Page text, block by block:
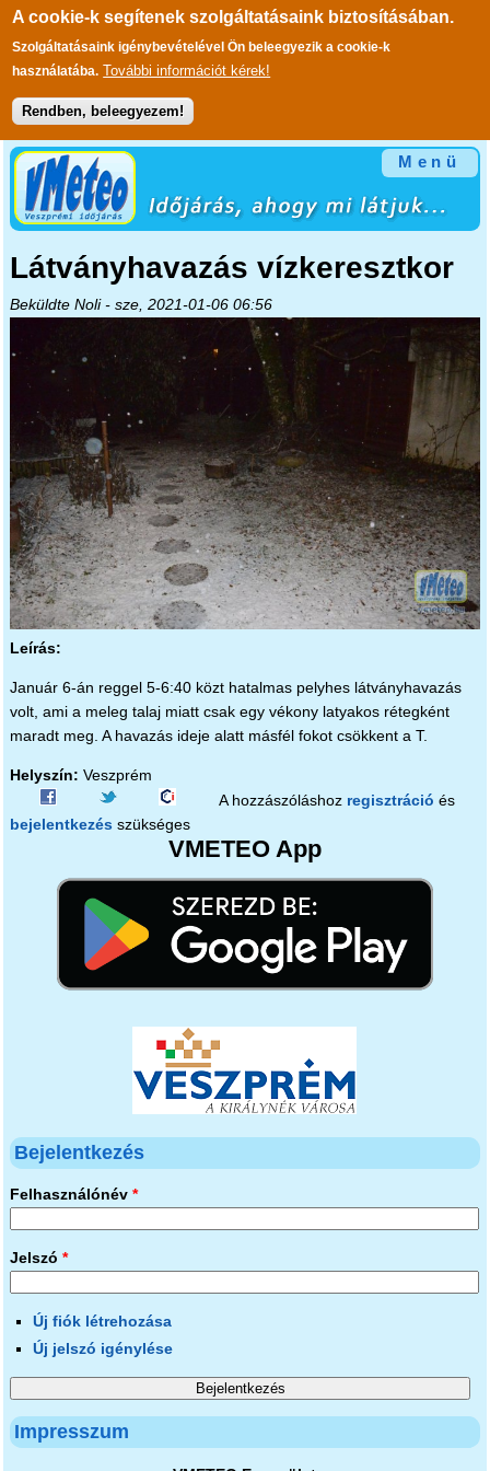
A cookie-k segítenek szolgáltatásaink biztosításában.
Szolgáltatásaink igénybevételével Ön beleegyezik a cookie-k
használatába. További információt kérek!
Rendben, beleegyezem!
Ugrás a tartalomra
Menü
Látványhavazás vízkeresztkor
Beküldte Noli- sze, 2021-01-06 06:56
Leírás:
Január 6-án reggel 5-6:40 közt hatalmas pelyhes látványhavazás
volt, ami a meleg talaj miatt csak egy vékony latyakos rétegként
maradt meg. A havazás ideje alatt másfél fokot csökkent a T.
Helyszín: Veszprém
A hozzászóláshoz regisztráció és
bejelentkezés szükséges
VMETEO App
Bejelentkezés
Felhasználónév *
Jelszó *
Új fiók létrehozása
Új jelszó igénylése
Impresszum